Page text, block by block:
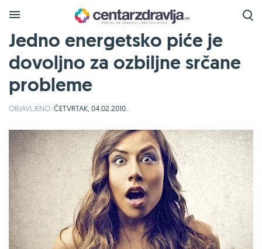
Jedno energetsko piće je
dovoljno za ozbiljne srčane
probleme
OBJAVLJENO: ČETVRTAK, 04.02.2010.